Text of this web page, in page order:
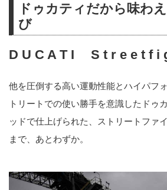
ドゥカティだから味わ
び
D U C A T I S t r e e t f i
他を圧倒する高い運動性能とハイパフ
トリートでの使い勝手を意識したドゥ
ッドで仕上げられた、ストリートファ
まで、あとわずか。